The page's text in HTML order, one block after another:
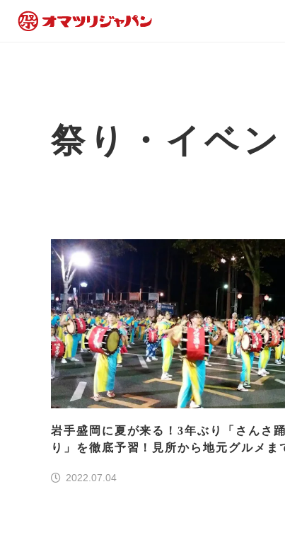
祭り・イベ
岩手盛岡に夏が来る！3年ぶり「さんさ踊
り」を徹底予習！見所から地元グルメま
2022.07.04